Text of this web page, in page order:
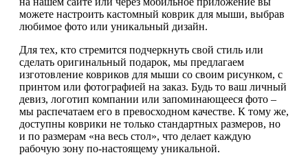
можете настроить кастомный коврик для мыши, выбрав
любимое фото или уникальный дизайн.
Для тех, кто стремится подчеркнуть свой стиль или
сделать оригинальный подарок, мы предлагаем
изготовление ковриков для мыши со своим рисунком, с
принтом или фотографией на заказ. Будь то ваш личный
девиз, логотип компании или запоминающееся фото –
мы распечатаем его в превосходном качестве. К тому же,
доступны коврики не только стандартных размеров, но
и по размерам «на весь стол», что делает каждую
рабочую зону по-настоящему уникальной.